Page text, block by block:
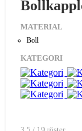
MATERIAL
Boll
KATEGORI